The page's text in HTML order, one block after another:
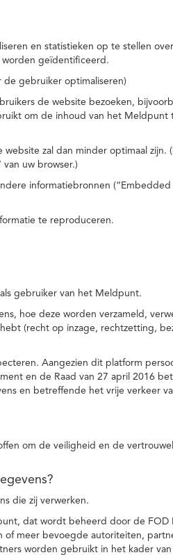
en statistieken op te stellen
worden geïdentificeerd.
gebruiker optimaliseren)
de website bezoeken,
om de inhoud van het Meldpunt
zal dan minder optimaal zijn.
uw browser.)
informatiebronnen (“Embedded
te reproduceren.
gebruiker van het Meldpunt.
hoe deze worden verzameld,
(recht op inzage, rechtzetting,
Aangezien dit platform
en de Raad van 27 april 2016
en betreffende het vrije verkeer
om de veiligheid en de
die zij verwerken.
dat wordt beheerd door de FOD
of meer bevoegde autoriteiten,
worden gebruikt in het kader van